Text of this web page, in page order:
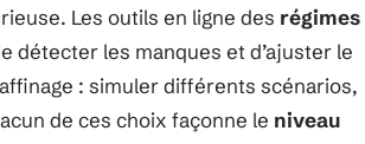
Les outils en ligne des régimes
détecter les manques et d’ajuster le
: simuler différents scénarios,
de ces choix façonne le niveau